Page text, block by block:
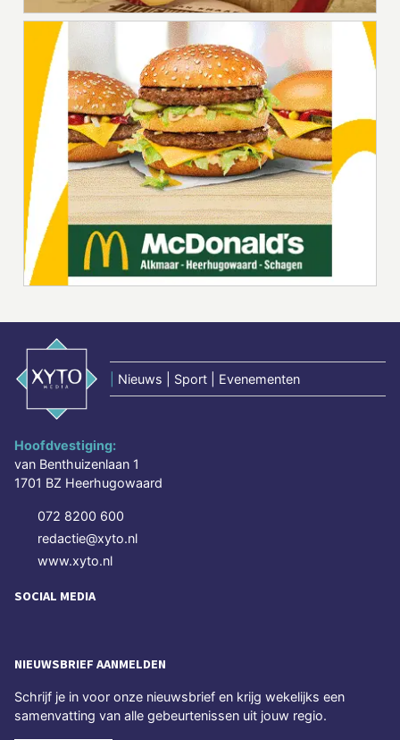
Nieuws | Sport | Evenementen
Hoofdvestiging:
van Benthuizenlaan 1
1701 BZ Heerhugowaard
072 8200 600
redactie@xyto.nl
www.xyto.nl
SOCIAL MEDIA
NIEUWSBRIEF AANMELDEN
Schrijf je in voor onze nieuwsbrief en krijg wekelijks een
samenvatting van alle gebeurtenissen uit jouw regio.